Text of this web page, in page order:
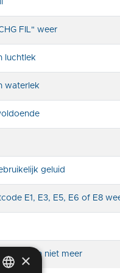
FIL" weer
luchtlek
waterlek
geluid
E1, E3, E5, E6 of E8
werken niet meer
×